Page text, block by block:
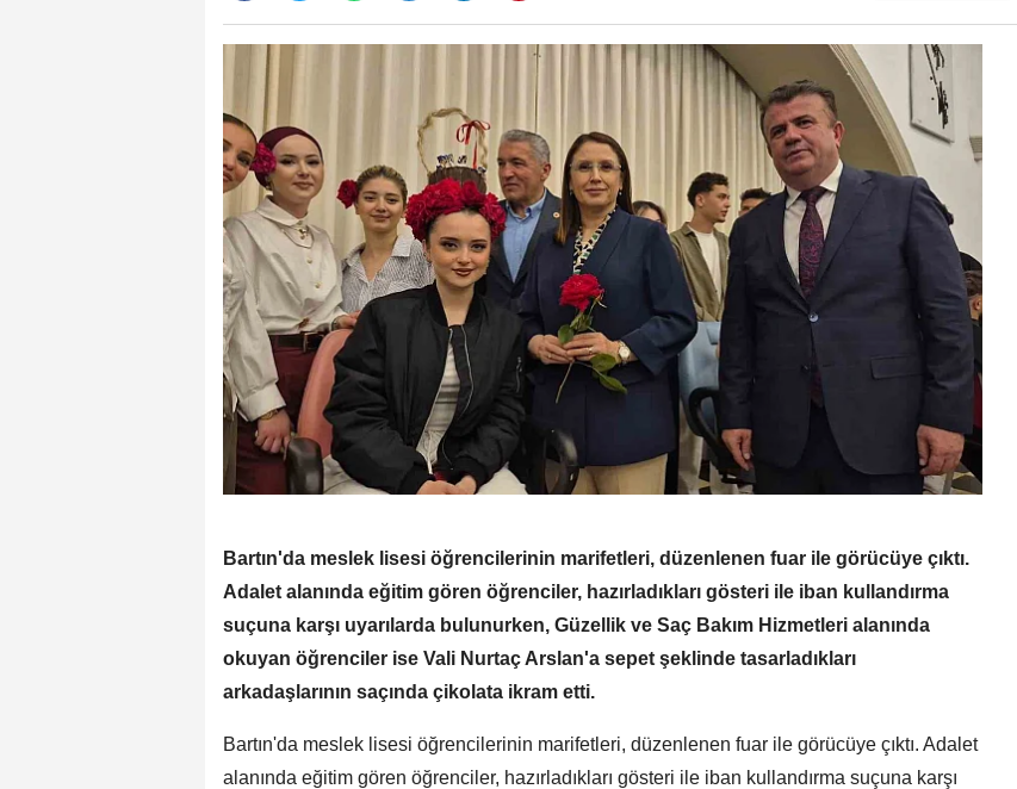
Bartın'da meslek lisesi öğrencilerinin marifetleri, düzenlenen fuar ile görücüye çıktı.
Adalet alanında eğitim gören öğrenciler, hazırladıkları gösteri ile iban kullandırma
suçuna karşı uyarılarda bulunurken, Güzellik ve Saç Bakım Hizmetleri alanında
okuyan öğrenciler ise Vali Nurtaç Arslan'a sepet şeklinde tasarladıkları
arkadaşlarının saçında çikolata ikram etti.
Bartın'da meslek lisesi öğrencilerinin marifetleri, düzenlenen fuar ile görücüye çıktı. Adalet
alanında eğitim gören öğrenciler, hazırladıkları gösteri ile iban kullandırma suçuna karşı